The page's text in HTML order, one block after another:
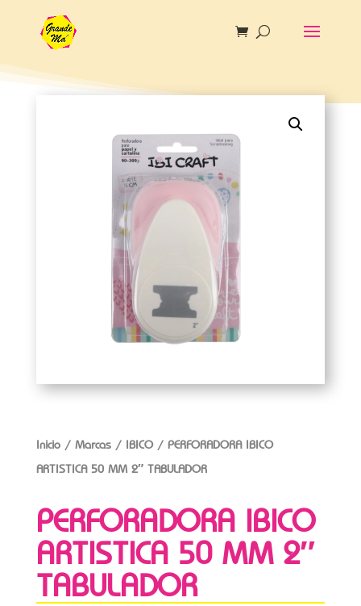
Inicio/ Marcas/ IBICO/ PERFORADORA IBICO
ARTISTICA 50 MM 2″ TABULADOR
PERFORADORA IBICO
ARTISTICA 50 MM 2″
TABULADOR